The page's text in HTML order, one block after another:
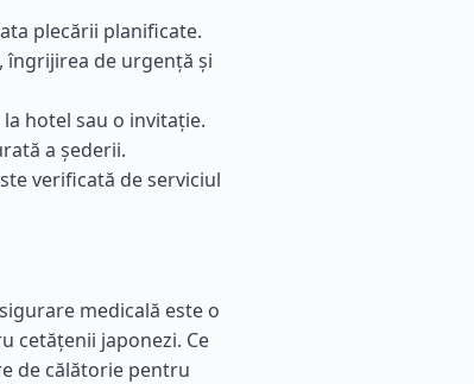
plecării planificate.
îngrijirea de urgență și
hotel sau o invitație.
a șederii.
verificată de serviciul
medicală este o
cetățenii japonezi. Ce
de călătorie pentru